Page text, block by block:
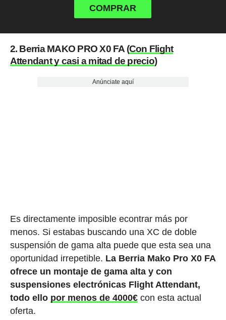
COMPRAR
2. Berria MAKO PRO X0 FA (Con Flight
Attendant y casi a mitad de precio)
Anúnciate aquí
Es directamente imposible econtrar más por
menos. Si estabas buscando una XC de doble
suspensión de gama alta puede que esta sea una
oportunidad irrepetible. La Berria Mako Pro X0 FA
ofrece un montaje de gama alta y con
suspensiones electrónicas Flight Attendant,
todo ello por menos de 4000€ con esta actual
oferta.